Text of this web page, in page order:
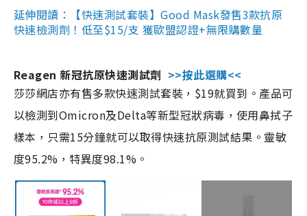
延伸閱讀：【快速測試套裝】Good Mask發售3款抗原
快速檢測劑！低至$15/支 獲歐盟認證+無限購數量
Reagen 新冠抗原快速測試劑 >>按此選購<<
莎莎網店亦有售多款快速測試套裝，$19就買到。產品可
以檢測到Omicron及Delta等新型冠狀病毒，使用鼻拭子
樣本，只需15分鐘就可以取得快速抗原測試結果。靈敏
度95.2%，特異度98.1%。